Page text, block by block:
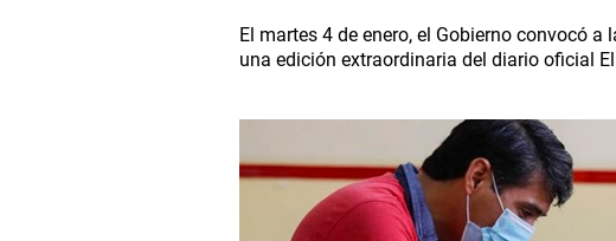
El martes 4 de enero, el Gobierno convocó
una edición extraordinaria del diario oficial